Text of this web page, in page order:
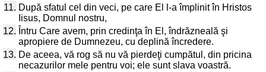
11. După sfatul cel din veci, pe care El l-a împlinit în Hristos
Iisus, Domnul nostru,
12. Întru Care avem, prin credinţa în El, îndrăzneală şi
apropiere de Dumnezeu, cu deplină încredere.
13. De aceea, vă rog să nu vă pierdeţi cumpătul, din pricina
necazurilor mele pentru voi; ele sunt slava voastră.